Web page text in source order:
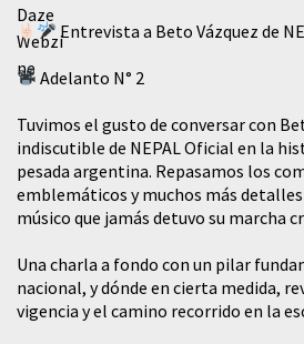
Entrevista a Beto Vázquez de
Adelanto N° 2
Tuvimos el gusto de conversar con
indiscutible de NEPAL Oficial en la
pesada argentina. Repasamos los
emblemáticos y muchos más
músico que jamás detuvo su marcha
​Una charla a fondo con un pilar
nacional, y dónde en cierta medida,
vigencia y el camino recorrido en la